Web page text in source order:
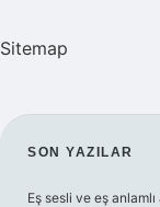
Sitemap
SON YAZILAR
Eş sesli ve eş anlamlı